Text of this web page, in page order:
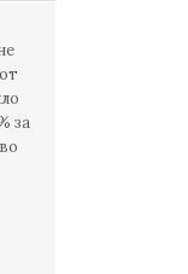
за